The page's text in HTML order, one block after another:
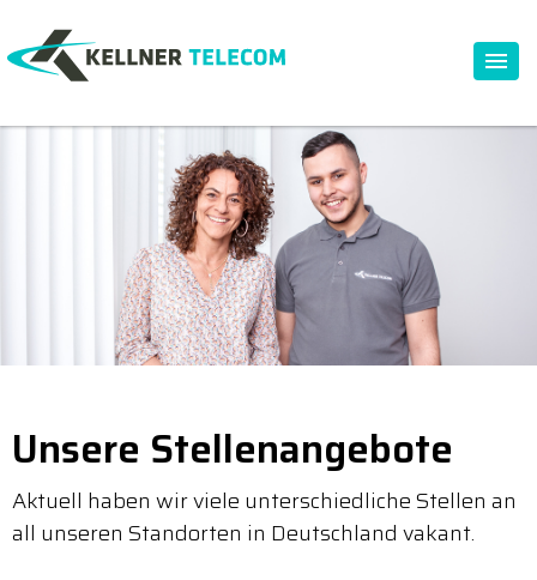
Unsere Stellenangebote
Aktuell haben wir viele unterschiedliche Stellen an
all unseren Standorten in Deutschland vakant.